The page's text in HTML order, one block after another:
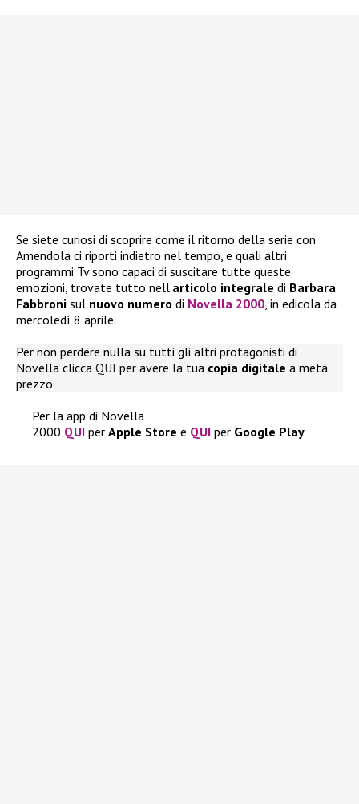
Se siete curiosi di scoprire come il ritorno della serie con
Amendola ci riporti indietro nel tempo, e quali altri
programmi Tv sono capaci di suscitare tutte queste
emozioni, trovate tutto nell’articolo integrale di Barbara
Fabbroni sul nuovo numero di Novella 2000 , in edicola da
mercoledì 8 aprile.
Per non perdere nulla su tutti gli altri protagonisti di
Novella clicca QUI per avere la tua copia digitale a metà
prezzo
Per la app di Novella
2000 QUI per Apple Store e QUI per Google Play